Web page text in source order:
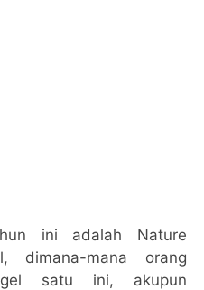
ini adalah Nature
dimana-mana orang
gel satu ini, akupun